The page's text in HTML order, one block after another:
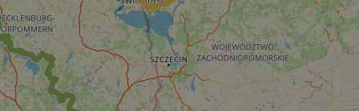
zur
Zwecke zu
Dienst verwendet,
Cookies zu
muss